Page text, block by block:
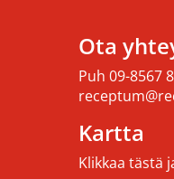
Ota
Puh 09-8567
Kartta
Klikkaa tästä